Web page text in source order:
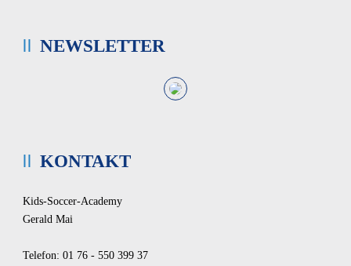
NEWSLETTER
KONTAKT
Kids-Soccer-Academy
Gerald Mai
Telefon: 01 76 - 550 399 37